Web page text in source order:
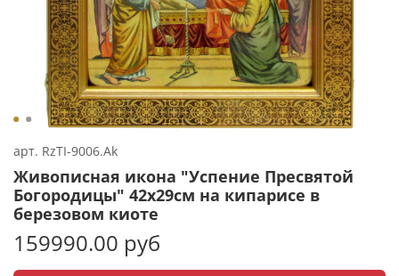
арт. RzTI-9006.Ak
Живописная икона "Успение Пресвятой
Богородицы" 42х29см на кипарисе в
березовом киоте
159990.00 руб